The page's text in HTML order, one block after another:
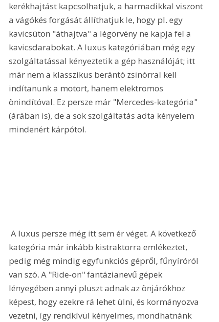
kerékhajtást kapcsolhatjuk, a harmadikkal viszont
a vágókés forgását állíthatjuk le, hogy pl. egy
kavicsúton "áthajtva" a légörvény ne kapja fel a
kavicsdarabokat. A luxus kategóriában még egy
szolgáltatással kényeztetik a gép használóját; itt
már nem a klasszikus berántó zsinórral kell
indítanunk a motort, hanem elektromos
önindítóval. Ez persze már "Mercedes-kategória"
(árában is), de a sok szolgáltatás adta kényelem
mindenért kárpótol.
A luxus persze még itt sem ér véget. A következő
kategória már inkább kistraktorra emlékeztet,
pedig még mindig egyfunkciós gépről, fűnyíróról
van szó. A "Ride-on" fantázianevű gépek
lényegében annyi pluszt adnak az önjárókhoz
képest, hogy ezekre rá lehet ülni, és kormányozva
vezetni, így rendkívül kényelmes, mondhatnánk